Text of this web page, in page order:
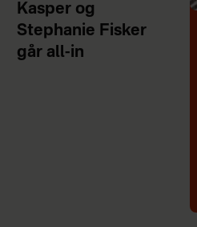
Kasper og
Stephanie Fisker
går all-in